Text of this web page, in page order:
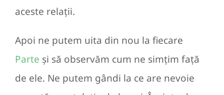
aceste relații.
Apoi ne putem uita din nou la fiecare
Parte și să observăm cum ne simțim față
de ele. Ne putem gândi la ce are nevoie